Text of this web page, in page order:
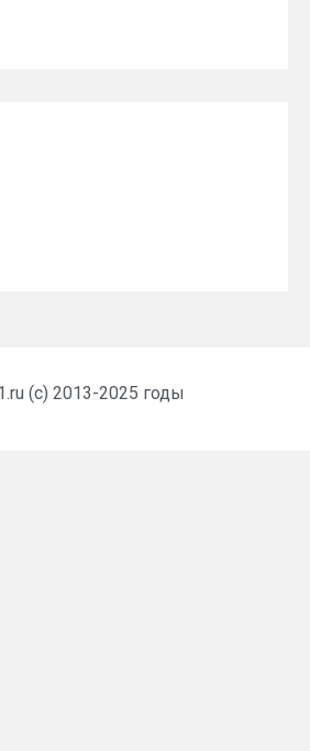
(c) 2013-2025 годы